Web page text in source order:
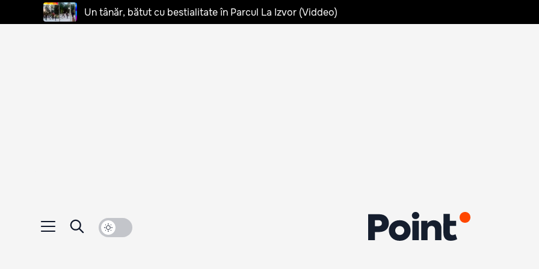
Un tânăr, bătut cu bestialitate în Parcul La Izvor (Viddeo)